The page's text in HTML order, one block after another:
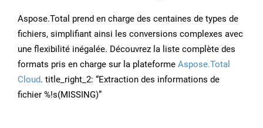
Aspose.Total prend en charge des centaines de types de
fichiers, simplifiant ainsi les conversions complexes avec
une flexibilité inégalée. Découvrez la liste complète des
formats pris en charge sur la plateforme Aspose.Total
Cloud. title_right_2: “Extraction des informations de
fichier %!s(MISSING)”